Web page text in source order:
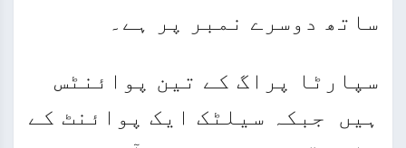
ساتھ دوسرے نمبر پر ہے۔
سپارٹا پراگ کے تین پوائنٹس
ہیں جبکہ سیلٹک ایک پوائنٹ کے